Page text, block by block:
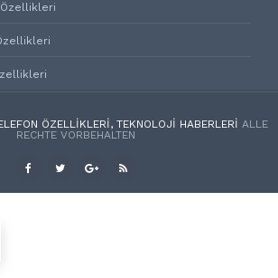
ÖZELLIKLERI, TEKNOLOJI HABERLERI ALLE
RECHTE VORBEHALTEN